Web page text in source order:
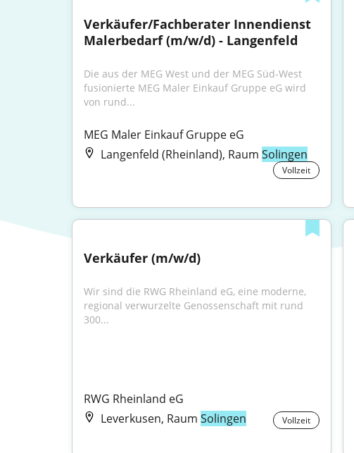
Verkäufer/Fachberater Innendienst
Malerbedarf (m/w/d) - Langenfeld
Die aus der MEG West und der MEG Süd-West
fusionierte MEG Maler Einkauf Gruppe eG wird
von rund...
MEG Maler Einkauf Gruppe eG
Langenfeld (Rheinland), Raum Solingen
Vollzeit
Verkäufer (m/w/d)
Wir sind die RWG Rheinland eG, eine moderne,
regional verwurzelte Genossenschaft mit rund
300...
RWG Rheinland eG
Leverkusen, Raum Solingen Vollzeit